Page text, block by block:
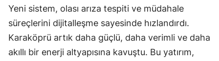
Yeni sistem, olası arıza tespiti ve müdahale
süreçlerini dijitalleşme sayesinde hızlandırdı.
Karaköprü artık daha güçlü, daha verimli ve daha
akıllı bir enerji altyapısına kavuştu. Bu yatırım,